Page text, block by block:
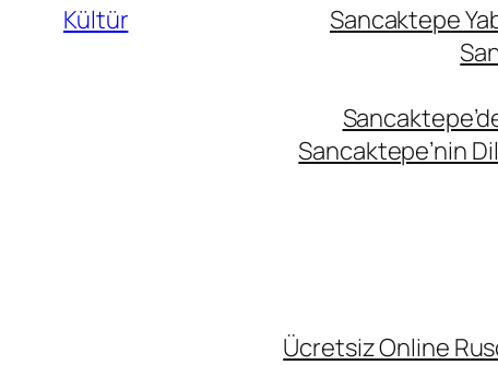
Kültür
Sancaktepe
Sancaktepe’nin
Ücretsiz Online